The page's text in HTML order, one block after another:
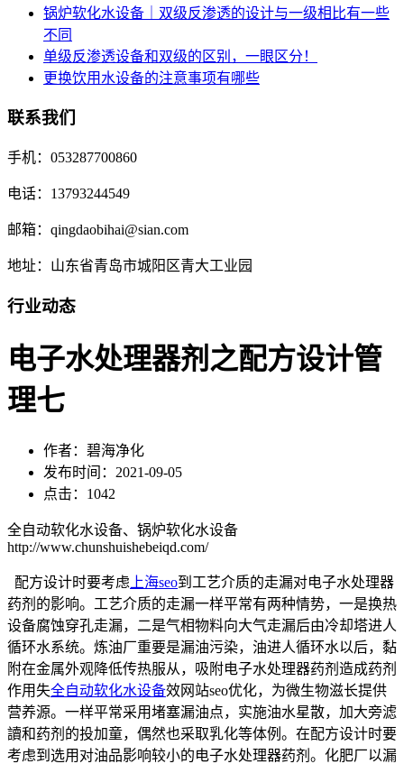
锅炉软化水设备｜双级反渗透的设计与一级相比有一些
不同
单级反渗透设备和双级的区别，一眼区分！
更换饮用水设备的注意事项有哪些
联系我们
手机：053287700860
电话：13793244549
邮箱：qingdaobihai@sian.com
地址：山东省青岛市城阳区青大工业园
行业动态
电子水处理器剂之配方设计管
理七
作者：碧海净化
发布时间：2021-09-05
点击：1042
全自动软化水设备、锅炉软化水设备
http://www.chunshuishebeiqd.com/
配方设计时要考虑 上海seo到工艺介质的走漏对电子水处理器
药剂的影响。工艺介质的走漏一样平常有两种情势，一是换热
设备腐蚀穿孔走漏，二是气相物料向大气走漏后由冷却塔进人
循环水系统。炼油厂重要是漏油污染，油进人循环水以后，黏
附在金属外观降低传热服从，吸附电子水处理器药剂造成药剂
作用失全自动软化水设备效网站seo优化，为微生物滋长提供
营养源。一样平常采用堵塞漏油点，实施油水星散，加大旁滤
讀和药剂的投加童，偶然也采取乳化等体例。在配方设计时要
考虑到选用对油品影响较小的电子水处理器药剂。化肥厂以漏